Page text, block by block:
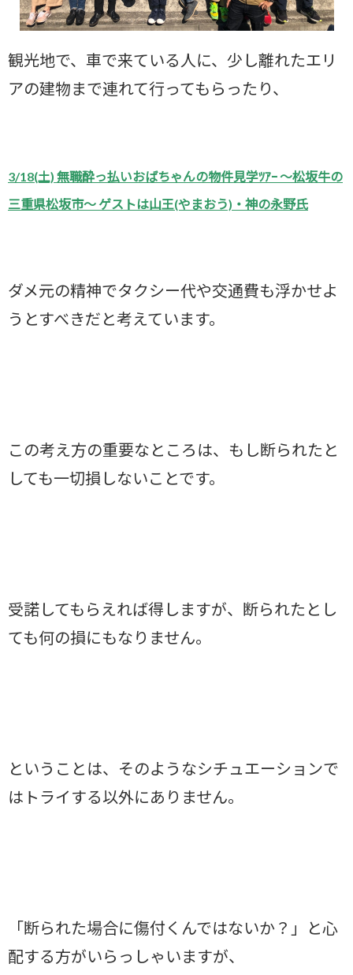
観光地で、車で来ている人に、少し離れたエリ
アの建物まで連れて行ってもらったり、
3/18(土) 無職酔っ払いおばちゃんの物件見学ﾂｱｰ ～松坂牛の
三重県松坂市～ ゲストは山王(やまおう)・神の永野氏
ダメ元の精神でタクシー代や交通費も浮かせよ
うとすべきだと考えています。
この考え方の重要なところは、もし断られたと
しても一切損しないことです。
受諾してもらえれば得しますが、断られたとし
ても何の損にもなりません。
ということは、そのようなシチュエーションで
はトライする以外にありません。
「断られた場合に傷付くんではないか？」と心
配する方がいらっしゃいますが、